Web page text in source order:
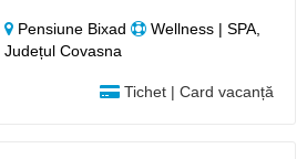
Pensiune Bixad
Wellness | SPA,
Județul Covasna
Tichet | Card vacanță